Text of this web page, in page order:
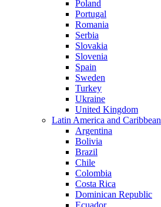
Poland
Portugal
Romania
Serbia
Slovakia
Slovenia
Spain
Sweden
Turkey
Ukraine
United Kingdom
Latin America and Caribbean
Argentina
Bolivia
Brazil
Chile
Colombia
Costa Rica
Dominican Republic